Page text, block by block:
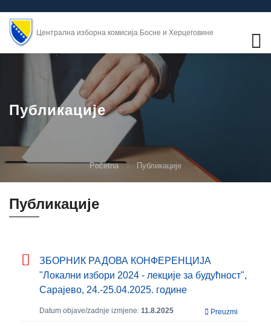
Централна изборна комисија Босне и Херцеговине
Публикације
Početna Публикације
Публикације
ЗБОРНИК РАДОВА КОНФЕРЕНЦИЈА
"Локални избори 2024 - лекције за будућност",
Сарајево, 24.-25.04.2025. године
Datum objave/zadnje izmjene: 11.8.2025 Preuzmi